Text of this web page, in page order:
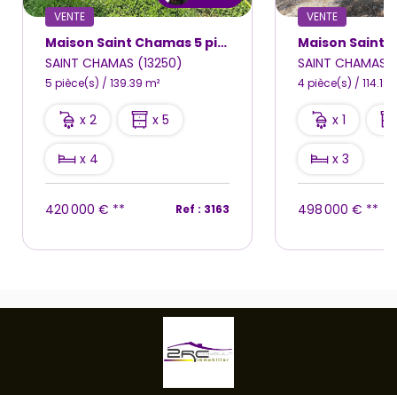
VENTE
Maison Saint Chamas 5 pièce(s) 139.39 m2 sur 600m² de terrain
SAINT CHAMAS (13250)
5 pièce(s) / 139.39 m²
x 2 x 5
x 4
420 000 € ** Ref : 3163
VENTE
SAINT CHAMAS
4 pièce(s) / 114.18
x 1
x 3
498 000 € **